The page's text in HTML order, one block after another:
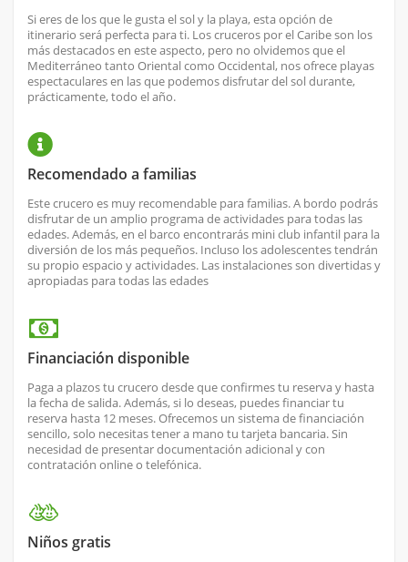
Si eres de los que le gusta el sol y la playa, esta opción de
itinerario será perfecta para ti. Los cruceros por el Caribe son los
más destacados en este aspecto, pero no olvidemos que el
Mediterráneo tanto Oriental como Occidental, nos ofrece playas
espectaculares en las que podemos disfrutar del sol durante,
prácticamente, todo el año.
Recomendado a familias
Este crucero es muy recomendable para familias. A bordo podrás
disfrutar de un amplio programa de actividades para todas las
edades. Además, en el barco encontrarás mini club infantil para la
diversión de los más pequeños. Incluso los adolescentes tendrán
su propio espacio y actividades. Las instalaciones son divertidas y
apropiadas para todas las edades
Financiación disponible
Paga a plazos tu crucero desde que confirmes tu reserva y hasta
la fecha de salida. Además, si lo deseas, puedes financiar tu
reserva hasta 12 meses. Ofrecemos un sistema de financiación
sencillo, solo necesitas tener a mano tu tarjeta bancaria. Sin
necesidad de presentar documentación adicional y con
contratación online o telefónica.
Niños gratis